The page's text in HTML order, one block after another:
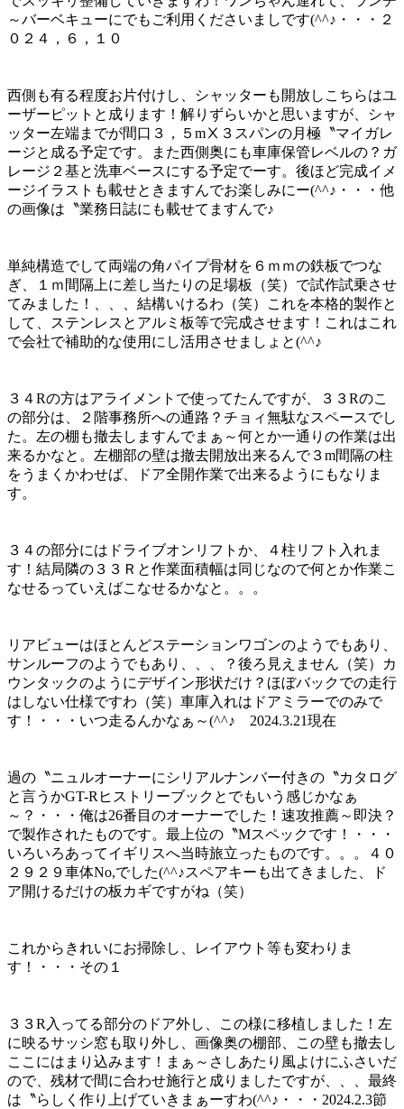
～バーベキューにでもご利用くださいましです(^^♪・・・２
０２４，６，１０
西側も有る程度お片付けし、シャッターも開放しこちらはユ
ーザーピットと成ります！解りずらいかと思いますが、シャ
ッター左端までが間口３，５mⅩ３スパンの月極〝マイガレ
ージと成る予定です。また西側奥にも車庫保管レベルの？ガ
レージ２基と洗車ベースにする予定でーす。後ほど完成イメ
ージイラストも載せときますんでお楽しみにー(^^♪・・・他
の画像は〝業務日誌にも載せてますんで♪
単純構造でして両端の角パイプ骨材を６ｍｍの鉄板でつな
ぎ、１ｍ間隔上に差し当たりの足場板（笑）で試作試乗させ
てみました！、、、結構いけるわ（笑）これを本格的製作と
して、ステンレスとアルミ板等で完成させます！これはこれ
で会社で補助的な使用にし活用させましょと(^^♪
３４Rの方はアライメントで使ってたんですが、３３Rのこ
の部分は、２階事務所への通路？チョィ無駄なスペースでし
た。左の棚も撤去しますんでまぁ～何とか一通りの作業は出
来るかなと。左棚部の壁は撤去開放出来るんで３m間隔の柱
をうまくかわせば、ドア全開作業で出来るようにもなりま
す。
３４の部分にはドライブオンリフトか、４柱リフト入れま
す！結局隣の３３Ｒと作業面積幅は同じなので何とか作業こ
なせるっていえばこなせるかなと。。。
リアビューはほとんどステーションワゴンのようでもあり、
サンルーフのようでもあり、、、？後ろ見えません（笑）カ
ウンタックのようにデザイン形状だけ？ほぼバックでの走行
はしない仕様ですわ（笑）車庫入れはドアミラーでのみで
す！・・・いつ走るんかなぁ～(^^♪ 2024.3.21現在
過の〝ニュルオーナーにシリアルナンバー付きの〝カタログ
と言うかGT-Rヒストリーブックとでもいう感じかなぁ
～？・・・俺は26番目のオーナーでした！速攻推薦～即決？
で製作されたものです。最上位の〝Mスペックです！・・・
いろいろあってイギリスへ当時旅立ったものです。。。４０
２９２９車体No,でした(^^♪スペアキーも出てきました、ド
ア開けるだけの板カギですがね（笑）
これからきれいにお掃除し、レイアウト等も変わりま
す！・・・その１
３３R入ってる部分のドア外し、この様に移植しました！左
に映るサッシ窓も取り外し、画像奥の棚部、この壁も撤去し
ここにはまり込みます！まぁ～さしあたり風よけにふさいだ
ので、残材で間に合わせ施行と成りましたですが、、、最終
は〝らしく作り上げていきまぁーすわ(^^♪・・・2024.2.3節